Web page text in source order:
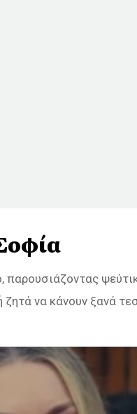
να κάνουν ξανά